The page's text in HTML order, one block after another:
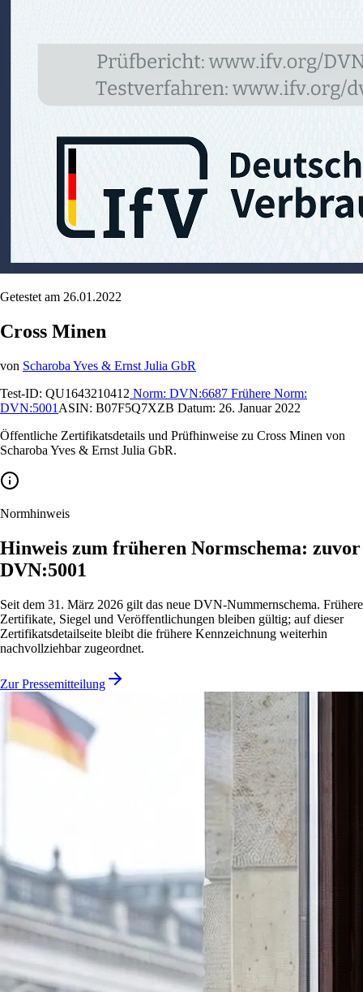
Getestet am 26.01.2022
Cross Minen
von Scharoba Yves & Ernst Julia GbR
Test-ID: QU1643210412 Norm: DVN:6687 Frühere Norm:
DVN:5001 ASIN: B07F5Q7XZB Datum: 26. Januar 2022
Öffentliche Zertifikatsdetails und Prüfhinweise zu Cross Minen von
Scharoba Yves & Ernst Julia GbR.
Normhinweis
Hinweis zum früheren Normschema: zuvor
DVN:5001
Seit dem 31. März 2026 gilt das neue DVN-Nummernschema. Frühere
Zertifikate, Siegel und Veröffentlichungen bleiben gültig; auf dieser
Zertifikatsdetailseite bleibt die frühere Kennzeichnung weiterhin
nachvollziehbar zugeordnet.
Zur Pressemitteilung